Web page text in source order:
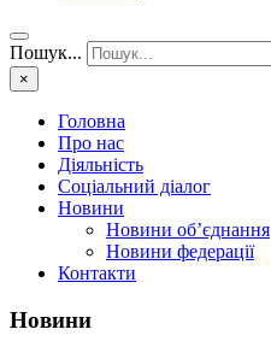
Пошук...
×
Головна
Про нас
Діяльність
Соціальний діалог
Новини
Новини об’єднання
Новини федерації
Контакти
Новини